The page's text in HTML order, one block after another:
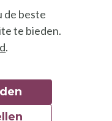
de beste
te bieden.
.